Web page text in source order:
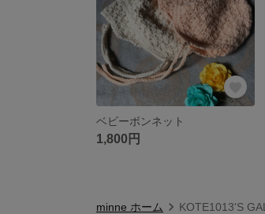
ベビーボンネット
1,800円
minne ホーム KOTE1013'S